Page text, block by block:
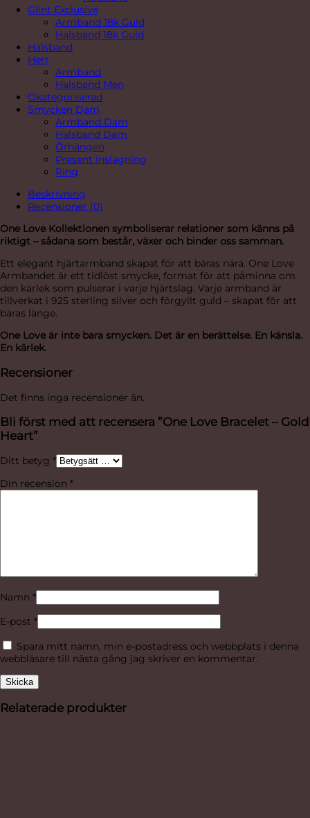
Glint Exclusive
Armband 18k Guld
Halsband 18k Guld
Halsband
Herr
Armband
Halsband Men
Okategoriserad
Smycken Dam
Armband Dam
Halsband Dam
Örhängen
Present inslagning
Ring
Beskrivning
Recensioner (0)
One Love Kollektionen symboliserar relationer som känns på
riktigt – sådana som består, växer och binder oss samman.
Ett elegant hjärtarmband skapat för att bäras nära. One Love
Armbandet är ett tidlöst smycke, format för att påminna om
den kärlek som pulserar i varje hjärtslag. Varje armband är
tillverkat i 925 sterling silver och förgyllt guld – skapat för att
bäras länge.
One Love är inte bara smycken. Det är en berättelse. En känsla.
En kärlek.
Recensioner
Det finns inga recensioner än.
Bli först med att recensera ”One Love Bracelet – Gold
Heart”
Ditt betyg *
Din recension *
Namn *
E-post *
Spara mitt namn, min e-postadress och webbplats i denna
webbläsare till nästa gång jag skriver en kommentar.
Relaterade produkter